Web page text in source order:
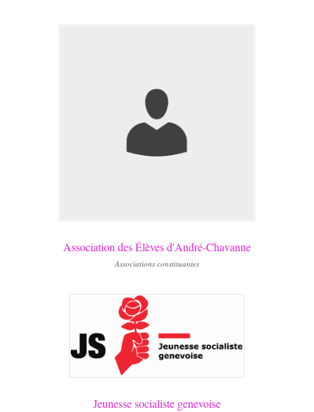
Association des Élèves d'André-Chavanne
Associations constituantes
Jeunesse socialiste genevoise